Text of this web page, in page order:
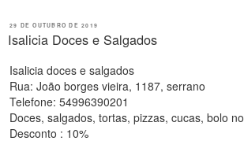
e
b
o
o
k
o
d
o
n
e
PUBLICADO
29 DE OUTUBRO DE 2019
Isalicia Doces e Salgados
Isalicia doces e salgados
Rua: João borges vieira, 1187, serrano
Telefone: 54996390201
Doces, salgados, tortas, pizzas, cucas, bolo
Desconto : 10%